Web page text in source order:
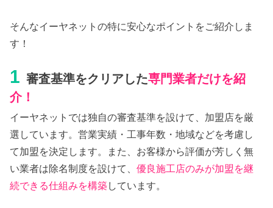
そんなイーヤネットの特に安心なポイントをご紹介しま
す！
1 審査基準をクリアした専門業者だけを紹
介！
イーヤネットでは独自の審査基準を設けて、加盟店を厳
選しています。営業実績・工事年数・地域などを考慮し
て加盟を決定します。また、お客様から評価が芳しく無
い業者は除名制度を設けて、優良施工店のみが加盟を継
続できる仕組みを構築しています。